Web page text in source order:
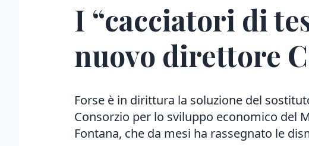
I “cacciatori di
nuovo direttore
Forse è in dirittura la soluzione del
Consorzio per lo sviluppo economico del
Fontana, che da mesi ha rassegnato le